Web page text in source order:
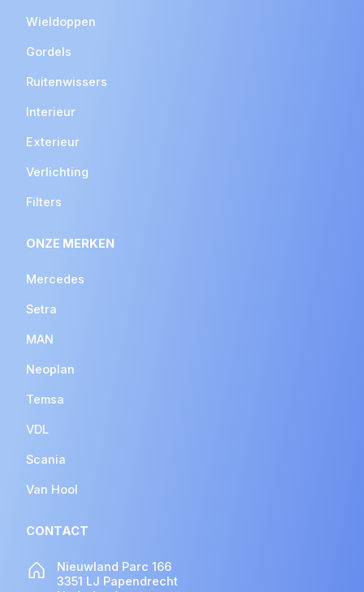
Wieldoppen
Gordels
Ruitenwissers
Interieur
Exterieur
Verlichting
Filters
ONZE MERKEN
Mercedes
Setra
MAN
Neoplan
Temsa
VDL
Scania
Van Hool
CONTACT
Nieuwland Parc 166
3351 LJ Papendrecht